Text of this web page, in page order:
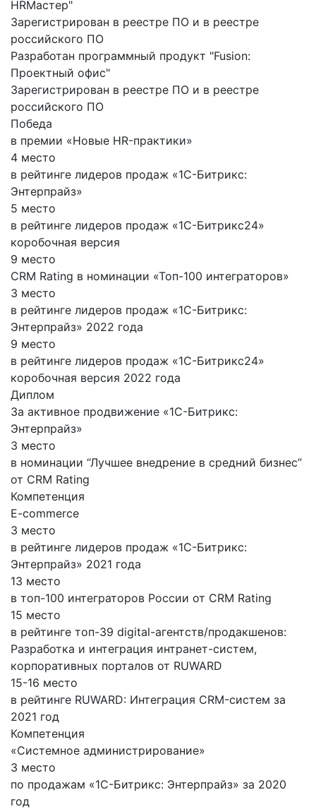
HRМастер"
Зарегистрирован в реестре ПО и в реестре
российского ПО
Разработан программный продукт "Fusion:
Проектный офис"
Зарегистрирован в реестре ПО и в реестре
российского ПО
Победа
в премии «Новые HR-практики»
4 место
в рейтинге лидеров продаж «1С-Битрикс:
Энтерпрайз»
5 место
в рейтинге лидеров продаж «1С-Битрикс24»
коробочная версия
9 место
CRM Rating в номинации «Топ-100 интеграторов»
3 место
в рейтинге лидеров продаж «1С-Битрикс:
Энтерпрайз» 2022 года
9 место
в рейтинге лидеров продаж «1С-Битрикс24»
коробочная версия 2022 года
Диплом
За активное продвижение «1С-Битрикс:
Энтерпрайз»
3 место
в номинации “Лучшее внедрение в средний бизнес”
от CRM Rating
Компетенция
E-commerce
3 место
в рейтинге лидеров продаж «1С-Битрикс:
Энтерпрайз» 2021 года
13 место
в топ-100 интеграторов России от CRM Rating
15 место
в рейтинге топ-39 digital-агентств/продакшенов:
Разработка и интеграция интранет-систем,
корпоративных порталов от RUWARD
15-16 место
в рейтинге RUWARD: Интеграция CRM-систем за
2021 год
Компетенция
«Системное администрирование»
3 место
по продажам «1С-Битрикс: Энтерпрайз» за 2020
год